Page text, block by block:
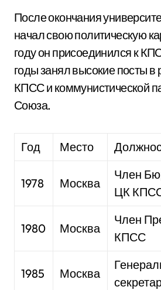
После окончания
начал свою политическую
году он присоединился к
годы занял высокие посты в
КПСС и коммунистической
Союза.
Год Место
1978 Москва
Член
ЦК
1980 Москва
Член
КПСС
1985 Москва